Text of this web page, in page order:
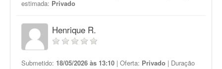
estimada: Privado
Henrique R.
Submetido: 18/05/2026 às 13:10 | Oferta: Privado | Duração